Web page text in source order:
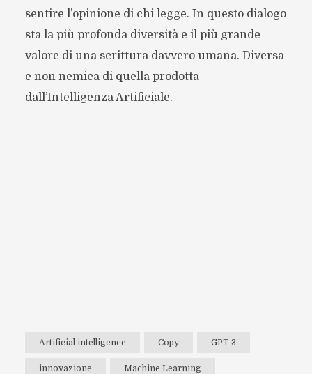
sentire l’opinione di chi legge. In questo dialogo
sta la più profonda diversità e il più grande
valore di una scrittura davvero umana. Diversa
e non nemica di quella prodotta
dall’Intelligenza Artificiale.
Artificial intelligence Copy GPT-3
innovazione Machine Learning